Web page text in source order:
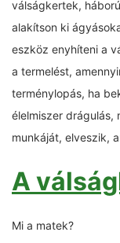
válságkertek,
alakítson ki
eszköz enyhíteni a
a termelést,
terménylopás, ha
élelmiszer drágulás,
munkáját, elveszik,
A
Mi a matek?